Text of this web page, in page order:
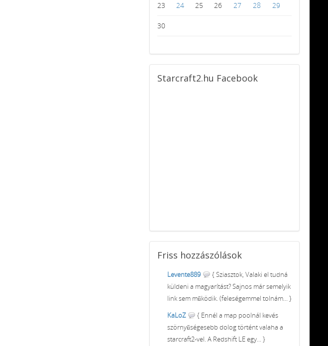
23 24 25 26 27 28 29
30
Starcraft2.hu Facebook
Friss hozzászólások
Levente889
{ Sziasztok, Valaki el tudná
küldeni a magyarítást? Sajnos már semelyik
link sem működik. (feleségemmel tolnám... }
KaLoZ
{ Ennél a map poolnál kevés
szörnyűségesebb dolog történt valaha a
starcraft2-vel. A Redshift LE egy... }